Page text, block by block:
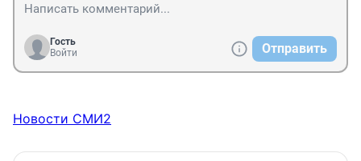
Гость
Войти
Отправить
Новости СМИ2